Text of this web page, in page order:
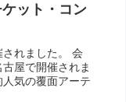
ット・コン
されました。 会
屋で開催されま
気の覆面アーテ